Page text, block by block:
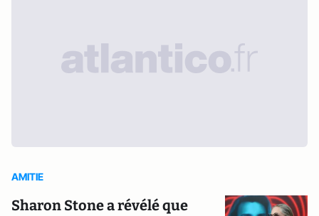
AMITIE
Sharon Stone a révélé que